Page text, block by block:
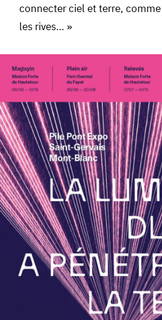
connecter ciel et terre,
les rives… »